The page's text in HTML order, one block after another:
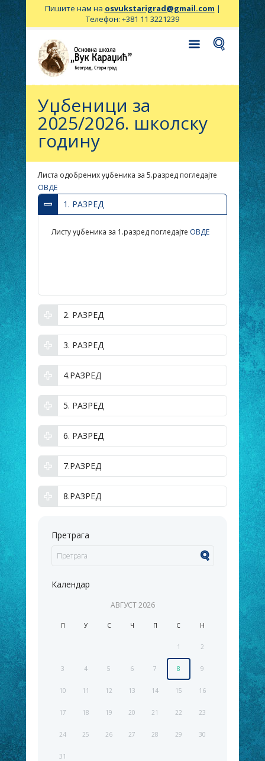
Пишите нам на osvukstarigrad@gmail.com |
Телефон: +381 11 3221239
Уџбеници за
2025/2026. школску
годину
Листа одобрених уџбеника за 5.разред погледајте
ОВДЕ
1. РАЗРЕД
Листууџбеника за 1.разред погледајте ОВДЕ
2. РАЗРЕД
3. РАЗРЕД
4.РАЗРЕД
5. РАЗРЕД
6. РАЗРЕД
7.РАЗРЕД
8.РАЗРЕД
Претрага
Календар
АВГУСТ2026
П У С Ч П С Н
1 2
3 4 5 6 7 8 9
10 11 12 13 14 15 16
17 18 19 20 21 22 23
24 25 26 27 28 29 30
31